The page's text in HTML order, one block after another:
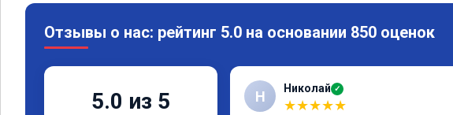
Отзывы о нас: рейтинг 5.0 на основании 850 оценок
5.0 из 5 Н Николай ✓
★★★★★